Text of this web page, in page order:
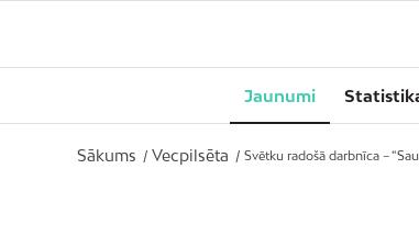
Jaunumi
Sākums / Vecpilsēta / Svētku radošā darbnīca –